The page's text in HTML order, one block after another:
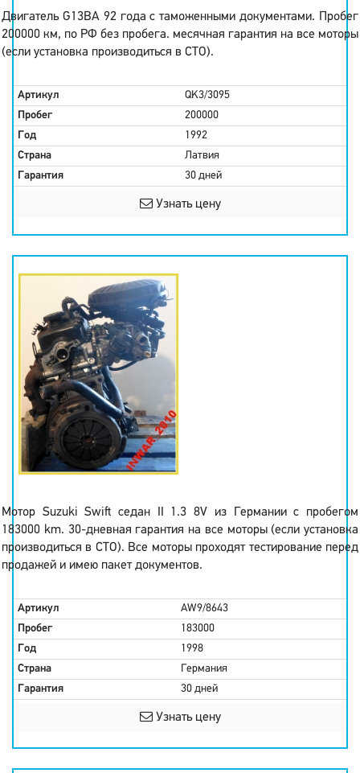
Двигатель G13BA 92 года с таможенными документами. Пробег
200000 км, по РФ без пробега. месячная гарантия на все моторы
(если установка производиться в СТО).
Артикул
QK3/3095
Пробег
200000
Год
1992
Страна
Латвия
Гарантия
30 дней
Узнать цену
Мотор Suzuki Swift седан II 1.3 8V из Германии с пробегом
183000 km. 30-дневная гарантия на все моторы (если установка
производиться в СТО). Все моторы проходят тестирование перед
продажей и имею пакет документов.
Артикул
AW9/8643
Пробег
183000
Год
1998
Страна
Германия
Гарантия
30 дней
Узнать цену